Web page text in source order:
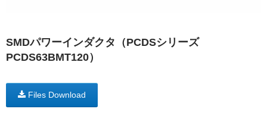
SMDパワーインダクタ（PCDSシリーズ
PCDS63BMT120）
Files Download